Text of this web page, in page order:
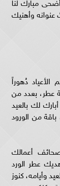
وأهنيك
دُهوراً
عطر، بعدد من
لك بالعيد
من الورود
أعمالك
عطر الورد
وأيامه، كنوز